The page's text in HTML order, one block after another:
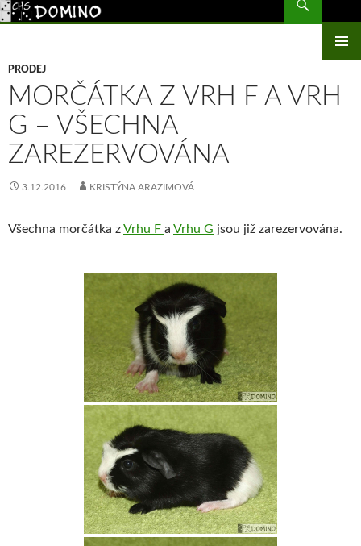
CHS Domino – morčata
PŘEJÍT
WEBU
PRODEJ
MORČÁTKA Z VRH F A VRH
G – VŠECHNA
ZAREZERVOVÁNA
3.12.2016 KRISTÝNA ARAZIMOVÁ
Všechna morčátka zVrhu F a Vrhu G jsou již zarezervována.